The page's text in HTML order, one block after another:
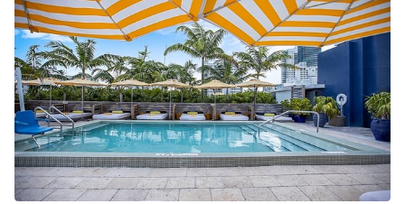
Stile Haussmann
Terrace
Tetto / Terrazza
Vetrina
Vista incredibile
Water Access